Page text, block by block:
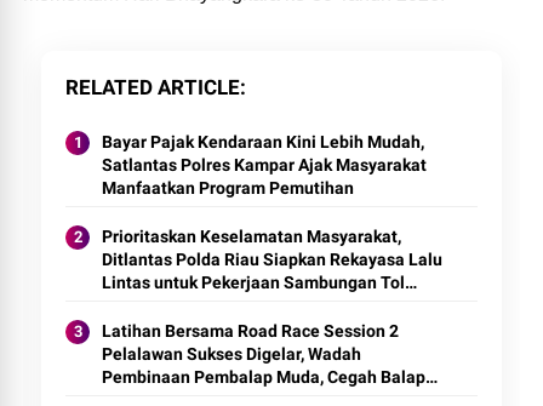
RELATED ARTICLE
Bayar Pajak Kendaraan Kini Lebih Mudah,
Satlantas Polres Kampar Ajak Masyarakat
Manfaatkan Program Pemutihan
Prioritaskan Keselamatan Masyarakat,
Ditlantas Polda Riau Siapkan Rekayasa Lalu
Lintas untuk Pekerjaan Sambungan Tol
Latihan Bersama Road Race Session 2
Pelalawan Sukses Digelar, Wadah
Pembinaan Pembalap Muda, Cegah Balap